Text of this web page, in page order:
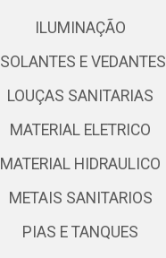
ILUMINAÇÃO
ISOLANTES E VEDANTES
LOUÇAS SANITARIAS
MATERIAL ELETRICO
MATERIAL HIDRAULICO
METAIS SANITARIOS
PIAS E TANQUES